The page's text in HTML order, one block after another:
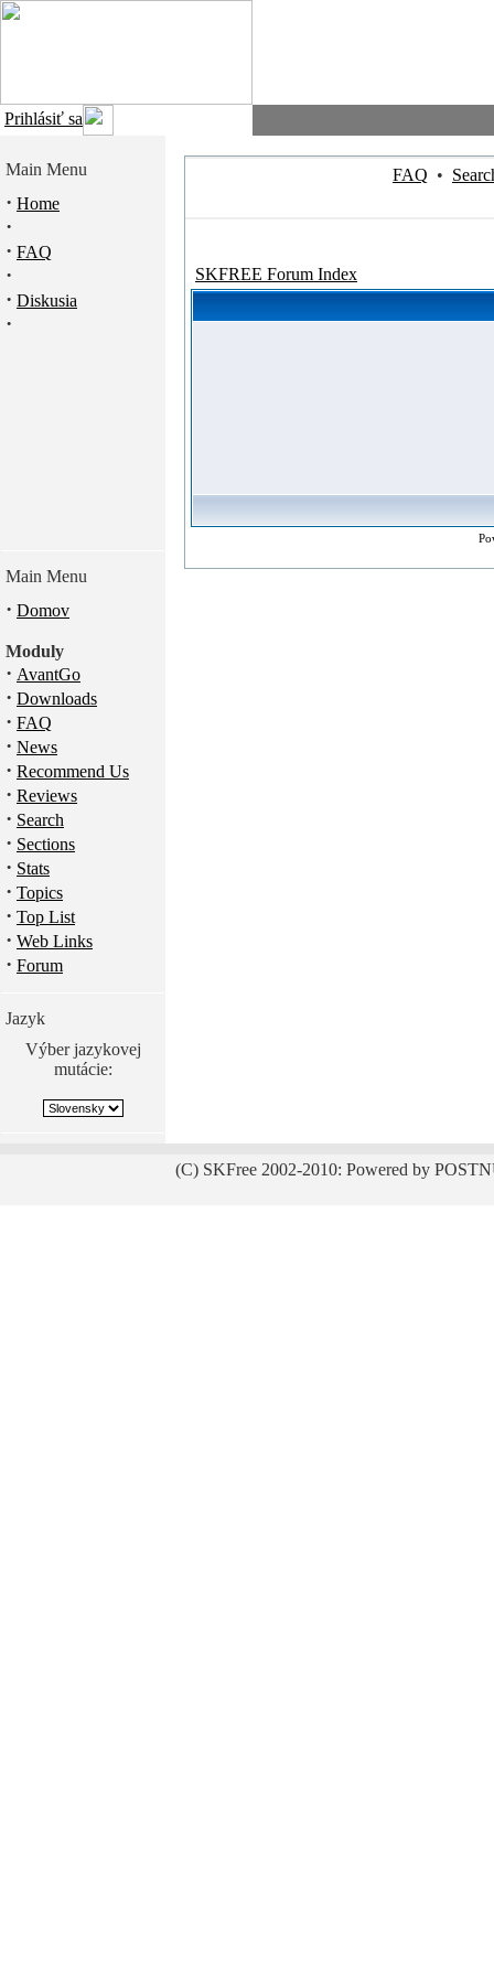
Prihlásiť sa
Main Menu
· Home
·
· FAQ
·
· Diskusia
·
Main Menu
· Domov
Moduly
· AvantGo
· Downloads
· FAQ
· News
· Recommend Us
· Reviews
· Search
· Sections
· Stats
· Topics
· Top List
· Web Links
· Forum
Jazyk
Výber jazykovej
mutácie:
FAQ •
SKFREE Forum Index
(C) SKFree 2002-2010: Powered by